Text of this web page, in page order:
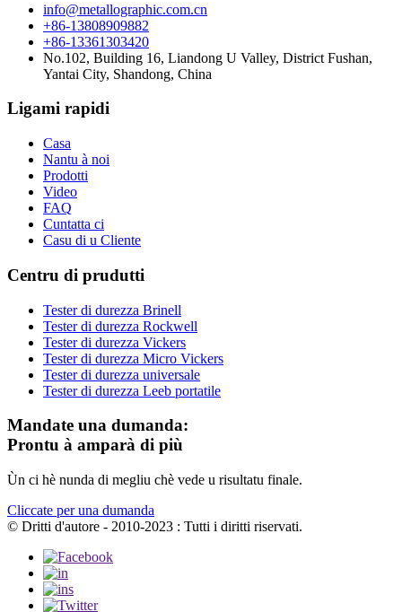
info@metallographic.com.cn
+86-13808909882
+86-13361303420
No.102, Building 16, Liandong U Valley, District Fushan,
Yantai City, Shandong, China
Ligami rapidi
Casa
Nantu à noi
Prodotti
Video
FAQ
Cuntatta ci
Casu di u Cliente
Centru di prudutti
Tester di durezza Brinell
Tester di durezza Rockwell
Tester di durezza Vickers
Tester di durezza Micro Vickers
Tester di durezza universale
Tester di durezza Leeb portatile
Mandate una dumanda:
Prontu à amparà di più
Ùn ci hè nunda di megliu chè vede u risultatu finale.
Cliccate per una dumanda
© Dritti d'autore - 2010-2023 : Tutti i diritti riservati.